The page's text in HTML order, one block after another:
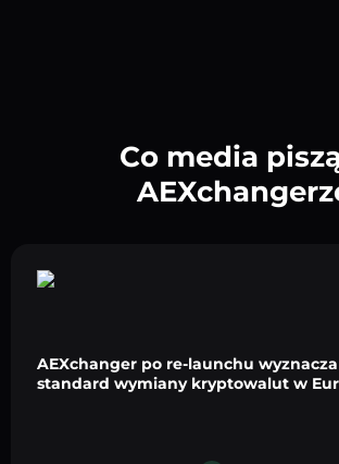
Co media
AEXchanger po re-launchu
standard wymiany kryptowalut w